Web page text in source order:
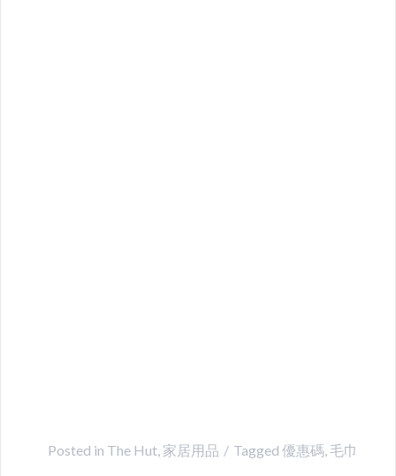
Posted in The Hut, 家居用品 Tagged 優惠碼,毛巾